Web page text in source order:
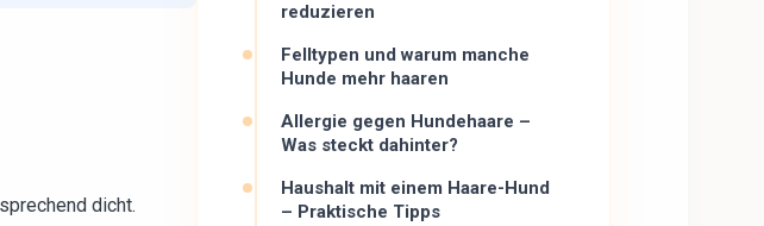
dicht.
reduzieren
Felltypen und warum manche
Hunde mehr haaren
Allergie gegen Hundehaare –
Was steckt dahinter?
Haushalt mit einem Haare-Hund
– Praktische Tipps